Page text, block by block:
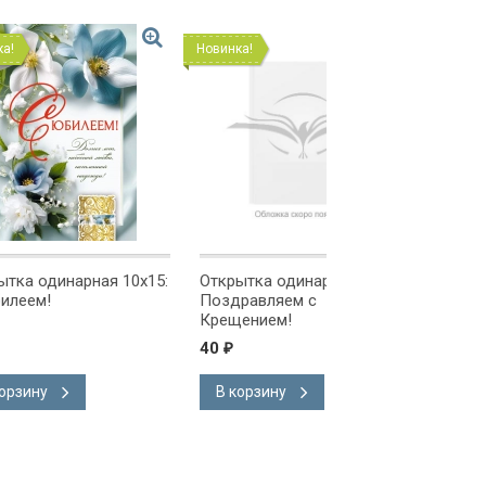
10x15:
Новинка!
Открытка одинарная 10x15:
Поздравляем с